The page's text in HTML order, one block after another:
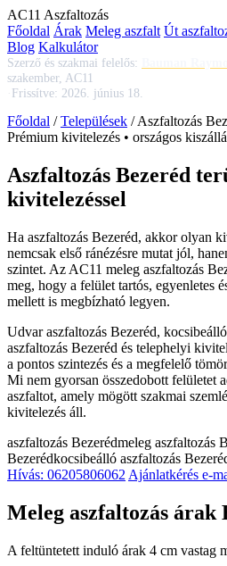
AC11 Aszfaltozás
Főoldal Árak Meleg aszfalt Út
Blog Kalkulátor
Szerző és szakmai felelős:
szakember, AC11
Frissítve: 2026. június 18.
Főoldal /Települések /Aszfaltozás
Prémium kivitelezés • országos
Aszfaltozás Bezeréd
kivitelezéssel
Ha aszfaltozás Bezeréd, akkor olyan
nemcsak első ránézésre mutat jól,
szintet. Az AC11 meleg aszfaltozás
meg, hogy a felület tartós, egyenletes
mellett is megbízható legyen.
Udvar aszfaltozás Bezeréd,
aszfaltozás Bezeréd és telephelyi
a pontos szintezés és a megfelelő
Mi nem gyorsan összedobott felületet
aszfaltot, amely mögött szakmai
kivitelezés áll.
aszfaltozás Bezerédmeleg aszfaltozás
Bezerédkocsibeálló aszfaltozás
Hívás: 06205806062 Ajánlatkérés e-
Meleg aszfaltozás árak
A feltüntetett induló árak 4 cm vastag